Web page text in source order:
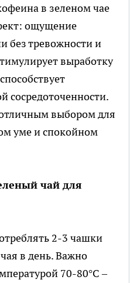
в зеленом чае
ощущение
без тревожности и
выработку
сосредоточенности.
выбором для
уме и спокойном
чай для
2-3 чашки
в день. Важно
70-80°C –